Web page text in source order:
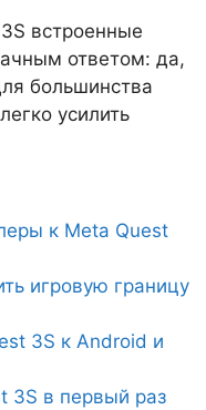
встроенные
ответом: да,
большинства
усилить
к Meta Quest
игровую границу
3S к Android и
3S в первый раз